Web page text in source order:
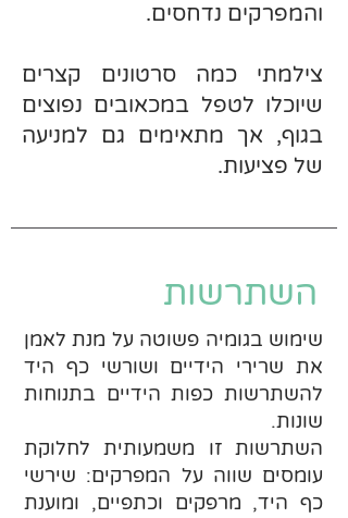
והמפרקים נדחסים.
צילמתי כמה סרטונים קצרים
שיוכלו לטפל במכאובים נפוצים
בגוף, אך מתאימים גם למניעה
של פציעות.
השתרשות
שימוש בגומיה פשוטה על מנת לאמן
את שרירי הידיים ושורשי כף היד
להשתרשות כפות הידיים בתנוחות
שונות.
השתרשות זו משמעותית לחלוקת
עומסים שווה על המפרקים: שירשי
כף היד, מרפקים וכתפיים, ומוענת